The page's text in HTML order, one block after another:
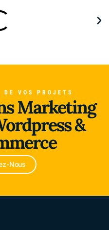
Froid
VOS PROJETS
Marketing
&
Nous